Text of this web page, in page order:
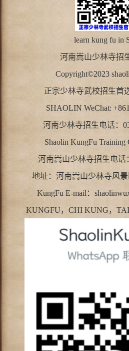
learn kung fu in
河南嵩山少林寺招
Copyright©2023
正宗少林寺武校招生首
SHAOLIN WeChat:
河南少林寺招生电话：
Shaolin KungFu Training
河南嵩山少林寺招生电话
地址：河南嵩山少林寺风景
KungFu E-mail：
KUNGFU，CHI KUNG，